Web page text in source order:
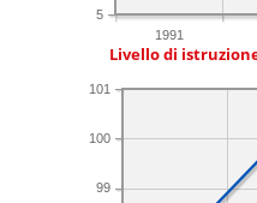
1991
5
Livello di
99
100
101